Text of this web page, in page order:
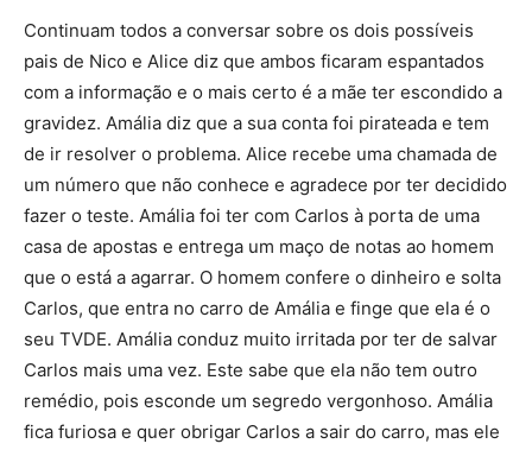
Continuam todos a conversar sobre os dois possíveis
pais de Nico e Alice diz que ambos ficaram espantados
com a informação e o mais certo é a mãe ter escondido a
gravidez. Amália diz que a sua conta foi pirateada e tem
de ir resolver o problema. Alice recebe uma chamada de
um número que não conhece e agradece por ter decidido
fazer o teste. Amália foi ter com Carlos à porta de uma
casa de apostas e entrega um maço de notas ao homem
que o está a agarrar. O homem confere o dinheiro e solta
Carlos, que entra no carro de Amália e finge que ela é o
seu TVDE. Amália conduz muito irritada por ter de salvar
Carlos mais uma vez. Este sabe que ela não tem outro
remédio, pois esconde um segredo vergonhoso. Amália
fica furiosa e quer obrigar Carlos a sair do carro, mas ele